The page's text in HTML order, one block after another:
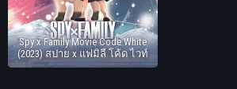
Spy x Family Movie Code White
(2023) สปาย x แฟมิลี โค้ด ไวท์